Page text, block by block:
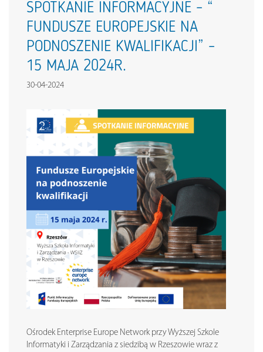
SPOTKANIE INFORMACYJNE – “
FUNDUSZE EUROPEJSKIE NA
PODNOSZENIE KWALIFIKACJI” –
15 MAJA 2024R.
30-04-2024
Ośrodek Enterprise Europe Network przy Wyższej Szkole
Informatyki i Zarządzania z siedzibą w Rzeszowie wraz z